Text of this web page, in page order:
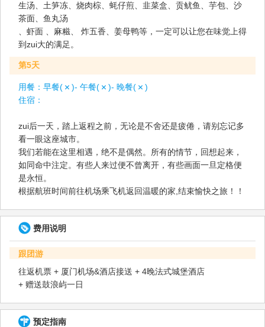
生汤、土笋冻、烧肉棕、蚝仔煎、韭菜盒、贡鱿鱼、芋包、沙
茶面、鱼丸汤
、虾面 、麻糍、 炸五香、姜母鸭等，一定可以让您在味觉上得
到zui大的满足。
第5天
用餐： 早餐( )- 午餐( )- 晚餐(
)
住宿：
zui后一天，踏上返程之前，无论是不舍还是疲倦，请别忘记多
看一眼这座城市。
我们若能在这里相遇，绝不是偶然。所有的情节，回想起来，
如同命中注定。有些人来过便不曾离开，有些画面一旦定格便
是永恒。
根据航班时间前往机场乘飞机返回温暖的家,结束愉快之旅！！
费用说明
跟团游
往返机票 + 厦门机场&酒店接送 + 4晚法式城堡酒店
+ 赠送鼓浪屿一日
预定指南